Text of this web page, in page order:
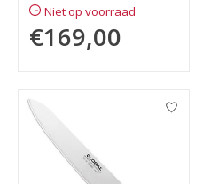
Niet op voorraad
€169,00